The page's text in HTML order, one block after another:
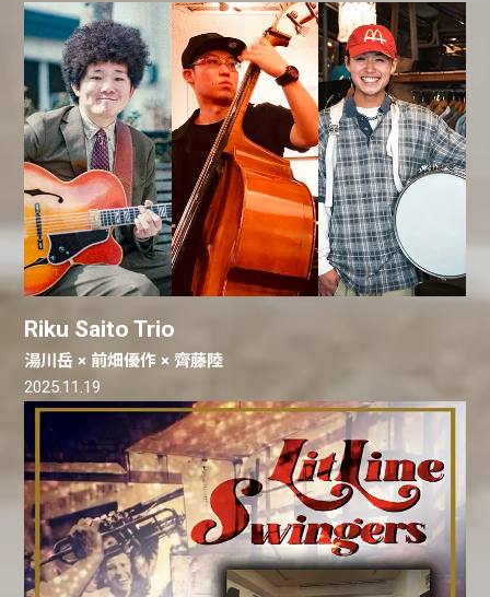
Riku Saito Trio
湯川岳 × 前畑優作 × 齊藤陸
2025.11.19